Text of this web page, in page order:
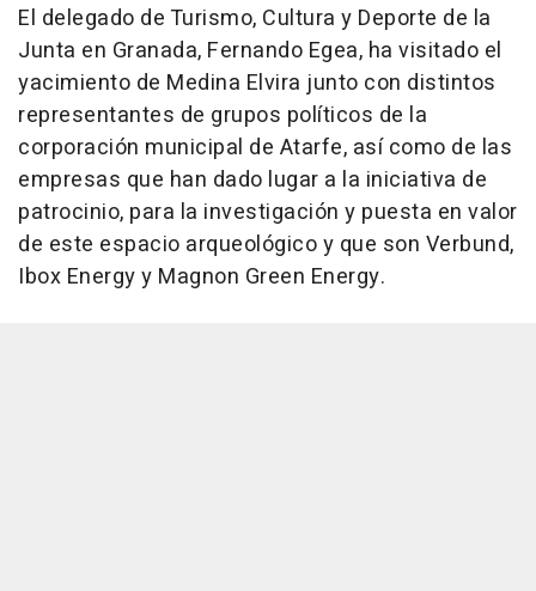
El delegado de Turismo, Cultura y Deporte de la
Junta en Granada, Fernando Egea, ha visitado el
yacimiento de Medina Elvira junto con distintos
representantes de grupos políticos de la
corporación municipal de Atarfe, así como de las
empresas que han dado lugar a la iniciativa de
patrocinio, para la investigación y puesta en valor
de este espacio arqueológico y que son Verbund,
Ibox Energy y Magnon Green Energy.